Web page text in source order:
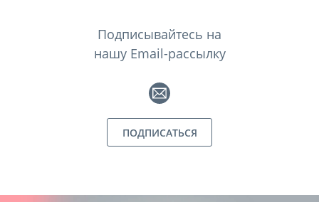
Подписывайтесь на
нашу Email-рассылку
ПОДПИСАТЬСЯ